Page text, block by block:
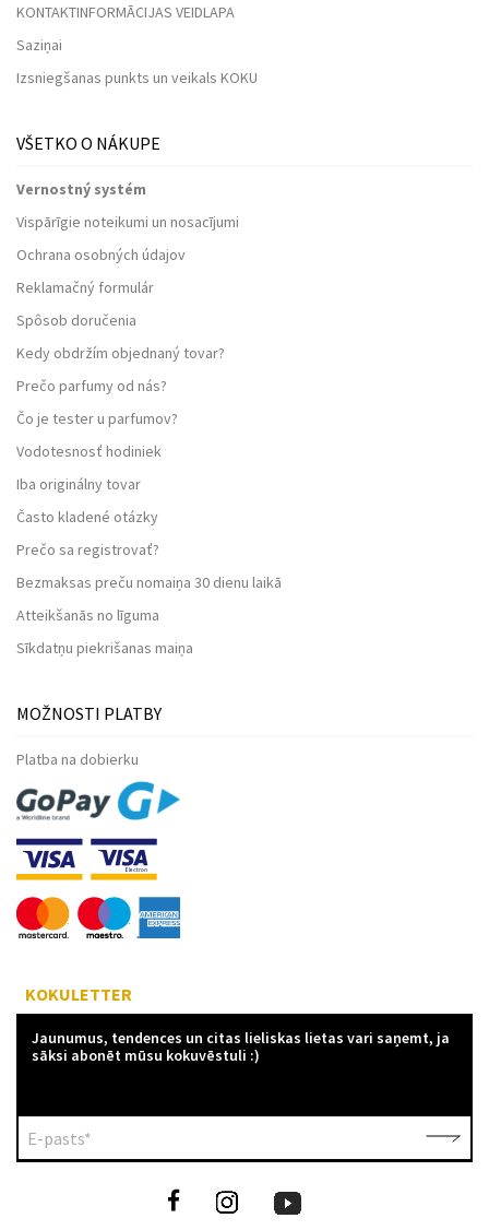
KONTAKTINFORMĀCIJAS VEIDLAPA
Saziņai
Izsniegšanas punkts un veikals KOKU
VŠETKO O NÁKUPE
Vernostný systém
Vispārīgie noteikumi un nosacījumi
Ochrana osobných údajov
Reklamačný formulár
Spôsob doručenia
Kedy obdržím objednaný tovar?
Prečo parfumy od nás?
Čo je tester u parfumov?
Vodotesnosť hodiniek
Iba originálny tovar
Často kladené otázky
Prečo sa registrovať?
Bezmaksas preču nomaiņa 30 dienu laikā
Atteikšanās no līguma
Sīkdatņu piekrišanas maiņa
MOŽNOSTI PLATBY
Platba na dobierku
KOKULETTER
Jaunumus, tendences un citas lieliskas lietas vari saņemt, ja
sāksi abonēt mūsu kokuvēstuli :)
E-pasts*